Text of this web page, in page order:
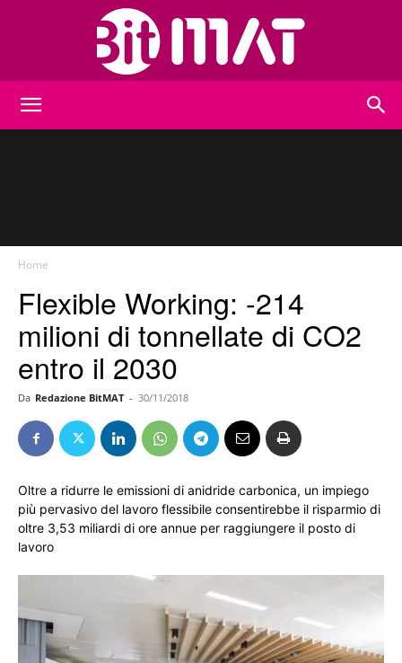
Home
Flexible Working: -214
milioni di tonnellate di CO2
entro il 2030
Da Redazione BitMAT - 30/11/2018
Oltre a ridurre le emissioni di anidride carbonica, un impiego
più pervasivo del lavoro flessibile consentirebbe il risparmio di
oltre 3,53 miliardi di ore annue per raggiungere il posto di
lavoro